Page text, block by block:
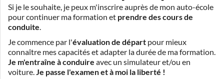
Si je le souhaite, je peux m'inscrire auprès de mon auto-école
pour continuer ma formation et prendre des cours de
conduite.
Je commence par l'évaluation de départ pour mieux
connaître mes capacités et adapter la durée de ma formation.
Je m'entraîne à conduire avec un simulateur et/ou en
voiture.Je passe l'examen et à moi la liberté !